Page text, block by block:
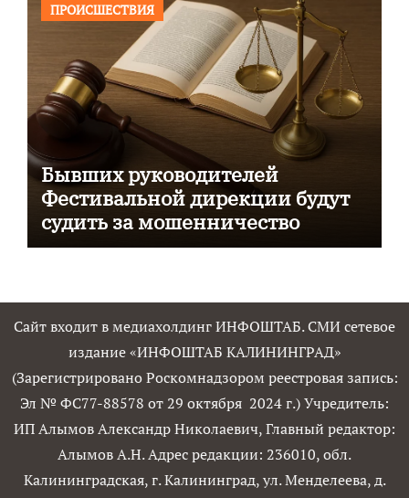
ПРОИСШЕСТВИЯ
Бывших руководителей
Фестивальной дирекции будут
судить за мошенничество
Сайт входит в медиахолдинг ИНФОШТАБ. СМИ сетевое
издание «ИНФОШТАБ КАЛИНИНГРАД»
(Зарегистрировано Роскомнадзором реестровая запись:
Эл № ФС77-88578 от 29 октября 2024 г.) Учредитель:
ИП Алымов Александр Николаевич, Главный редактор:
Алымов А.Н. Адрес редакции: 236010, обл.
Калининградская, г. Калининград, ул. Менделеева, д.